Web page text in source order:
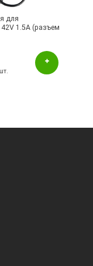
для
42V 1.5A (разъем